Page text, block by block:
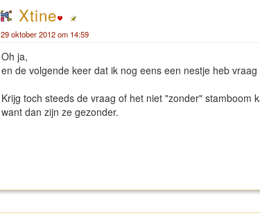
Xtine
29 oktober 2012 om 14:59
Oh ja,
en de volgende keer dat ik nog eens een nestje heb
Krijg toch steeds de vraag of het niet "zonder" stamboom
want dan zijn ze gezonder.